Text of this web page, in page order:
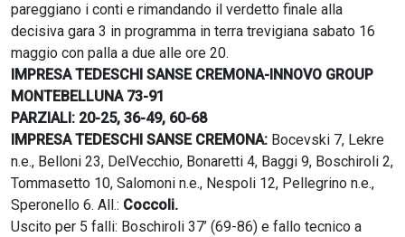
pareggiano i conti e rimandando il verdetto finale alla
decisiva gara 3 in programma in terra trevigiana sabato 16
maggio con palla a due alle ore 20.
IMPRESA TEDESCHI SANSE CREMONA-INNOVO GROUP
MONTEBELLUNA 73-91
PARZIALI: 20-25, 36-49, 60-68
IMPRESA TEDESCHI SANSE CREMONA: Bocevski 7, Lekre
n.e., Belloni 23, DelVecchio, Bonaretti 4, Baggi 9, Boschiroli 2,
Tommasetto 10, Salomoni n.e., Nespoli 12, Pellegrino n.e.,
Speronello 6. All.: Coccoli.
Uscito per 5 falli: Boschiroli 37’ (69-86) e fallo tecnico a